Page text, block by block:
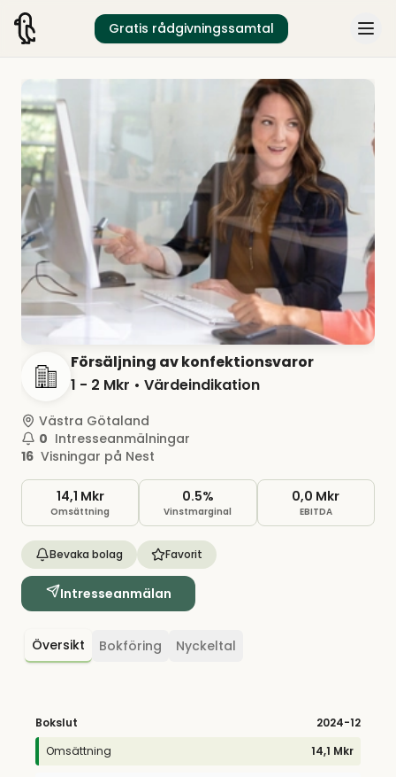
Gratis rådgivningssamtal
Försäljning av konfektionsvaror
1 - 2 Mkr • Värdeindikation
Västra Götaland
0 Intresseanmälningar
16 Visningar på Nest
14,1 Mkr
Omsättning
0.5%
Vinstmarginal
0,0 Mkr
EBITDA
Bevaka bolag Favorit
Intresseanmälan
Översikt Bokföring Nyckeltal
Bokslut 2024-12
Omsättning
14,1 Mkr